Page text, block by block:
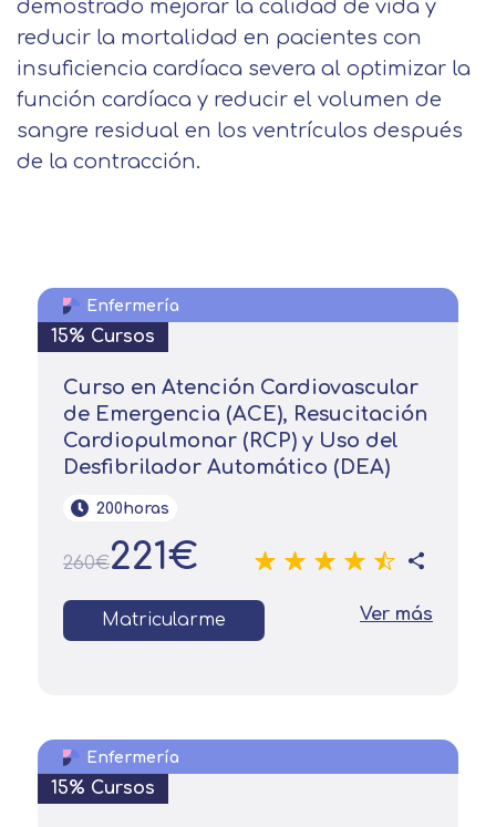
demostrado mejorar la calidad de vida y
reducir la mortalidad en pacientes con
insuficiencia cardíaca severa al optimizar la
función cardíaca y reducir el volumen de
sangre residual en los ventrículos después
de la contracción.
Enfermería
15% Cursos
Curso en Atención Cardiovascular
de Emergencia (ACE), Resucitación
Cardiopulmonar (RCP) y Uso del
Desfibrilador Automático (DEA)
200horas
260€221€
Matricularme Ver más
Enfermería
15% Cursos